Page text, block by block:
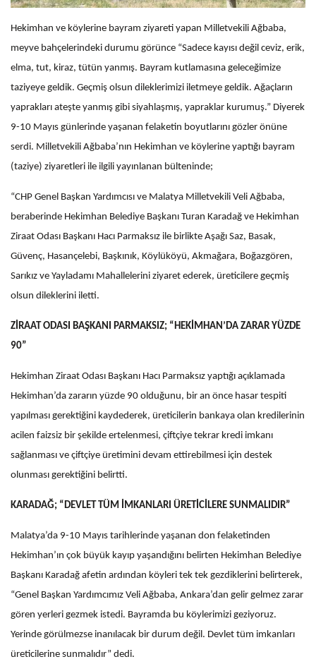
Hekimhan ve köylerine bayram ziyareti yapan Milletvekili Ağbaba,
meyve bahçelerindeki durumu görünce “Sadece kayısı değil ceviz, erik,
elma, tut, kiraz, tütün yanmış. Bayram kutlamasına geleceğimize
taziyeye geldik. Geçmiş olsun dileklerimizi iletmeye geldik. Ağaçların
yaprakları ateşte yanmış gibi siyahlaşmış, yapraklar kurumuş.” Diyerek
9-10 Mayıs günlerinde yaşanan felaketin boyutlarını gözler önüne
serdi. Milletvekili Ağbaba’nın Hekimhan ve köylerine yaptığı bayram
(taziye) ziyaretleri ile ilgili yayınlanan bülteninde;
“CHP Genel Başkan Yardımcısı ve Malatya Milletvekili Veli Ağbaba,
beraberinde Hekimhan Belediye Başkanı Turan Karadağ ve Hekimhan
Ziraat Odası Başkanı Hacı Parmaksız ile birlikte Aşağı Saz, Basak,
Güvenç, Hasançelebi, Başkınık, Köylüköyü, Akmağara, Boğazgören,
Sarıkız ve Yayladamı Mahallelerini ziyaret ederek, üreticilere geçmiş
olsun dileklerini iletti.
ZİRAAT ODASI BAŞKANI PARMAKSIZ; “HEKİMHAN’DA ZARAR YÜZDE
90”
Hekimhan Ziraat Odası Başkanı Hacı Parmaksız yaptığı açıklamada
Hekimhan’da zararın yüzde 90 olduğunu, bir an önce hasar tespiti
yapılması gerektiğini kaydederek, üreticilerin bankaya olan kredilerinin
acilen faizsiz bir şekilde ertelenmesi, çiftçiye tekrar kredi imkanı
sağlanması ve çiftçiye üretimini devam ettirebilmesi için destek
olunması gerektiğini belirtti.
KARADAĞ; “DEVLET TÜM İMKANLARI ÜRETİCİLERE SUNMALIDIR”
Malatya’da 9-10 Mayıs tarihlerinde yaşanan don felaketinden
Hekimhan’ın çok büyük kayıp yaşandığını belirten Hekimhan Belediye
Başkanı Karadağ afetin ardından köyleri tek tek gezdiklerini belirterek,
“Genel Başkan Yardımcımız Veli Ağbaba, Ankara’dan gelir gelmez zarar
gören yerleri gezmek istedi. Bayramda bu köylerimizi geziyoruz.
Yerinde görülmezse inanılacak bir durum değil. Devlet tüm imkanları
üreticilerine sunmalıdır” dedi.